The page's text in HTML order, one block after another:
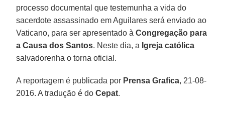
processo documental que testemunha a vida do
sacerdote assassinado em Aguilares será enviado ao
Vaticano, para ser apresentado àCongregação para
a Causa dos Santos. Neste dia, a Igreja católica
salvadorenha o torna oficial.
A reportagem é publicada por Prensa Grafica, 21-08-
2016. A tradução é doCepat.